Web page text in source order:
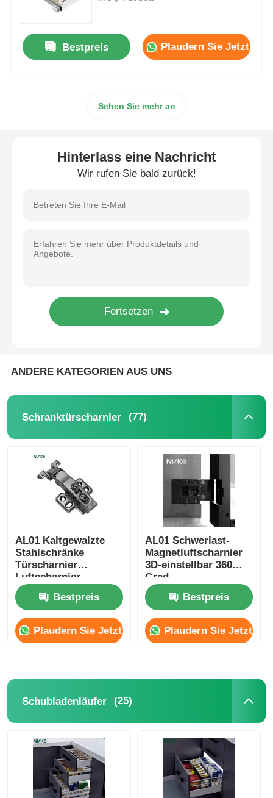
Schubladenläufer
Schrankorganisation
Besteckkasten
Reisbehälter
Bestpreis Plaudern Sie Jetzt
Sehen Sie mehr an
Hinterlass eine Nachricht
Wir rufen Sie bald zurück!
ANDERE KATEGORIEN AUS UNS
Schranktürscharnier (77)
AL01 Kaltgewalzte
Stahlschränke
Türscharnier
Luftscharnier
Nickelplattierung
Bestpreis
Plaudern Sie Jetzt
AL01 Schwerlast-
Magnetluftscharnier
3D-einstellbar 360
Grad
Bestpreis
Plaudern Sie Jetzt
Schubladenläufer (25)